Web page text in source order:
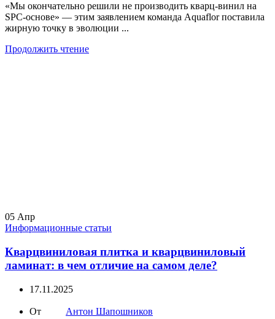
«Мы окончательно решили не производить кварц-винил на
SPC-основе» — этим заявлением команда Aquaflor поставила
жирную точку в эволюции ...
Продолжить чтение
05 Апр
Информационные статьи
Кварцвиниловая плитка и кварцвиниловый
ламинат: в чем отличие на самом деле?
17.11.2025
От
Антон Шапошников